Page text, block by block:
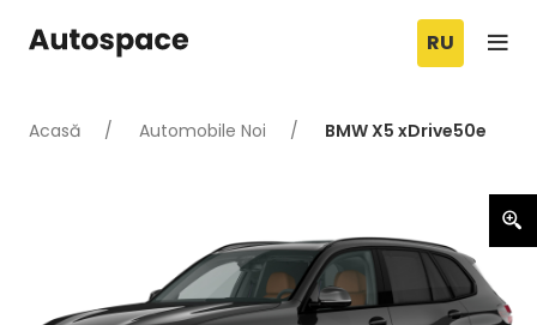
RU
Acasă Automobile Noi BMW X5 xDrive50e